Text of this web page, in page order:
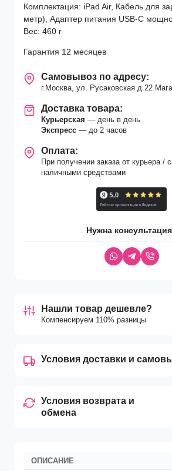
Комплектация: iPad Air, Кабель для
метр), Адаптер питания USB‑C
Вес: 460 г
Гарантия 12 месяцев
Самовывоз по адресу:
г.Москва, ул. Русаковская д.22
Доставка товара:
Курьерская — день в день
Экспресс — до 2 часов
Оплата:
При получении заказа от курьера /
наличными средствами
Нужна
Нашли товар дешевле?
Компенсируем 110% разницы
Условия доставки и
Условия возврата и
обмена
ОПИСАНИЕ